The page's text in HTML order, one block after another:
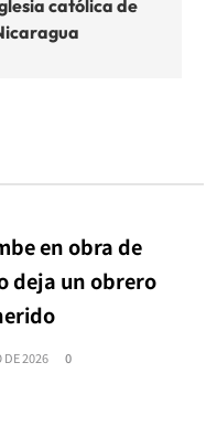
católica de
en obra de
deja un obrero
DE 2026 0